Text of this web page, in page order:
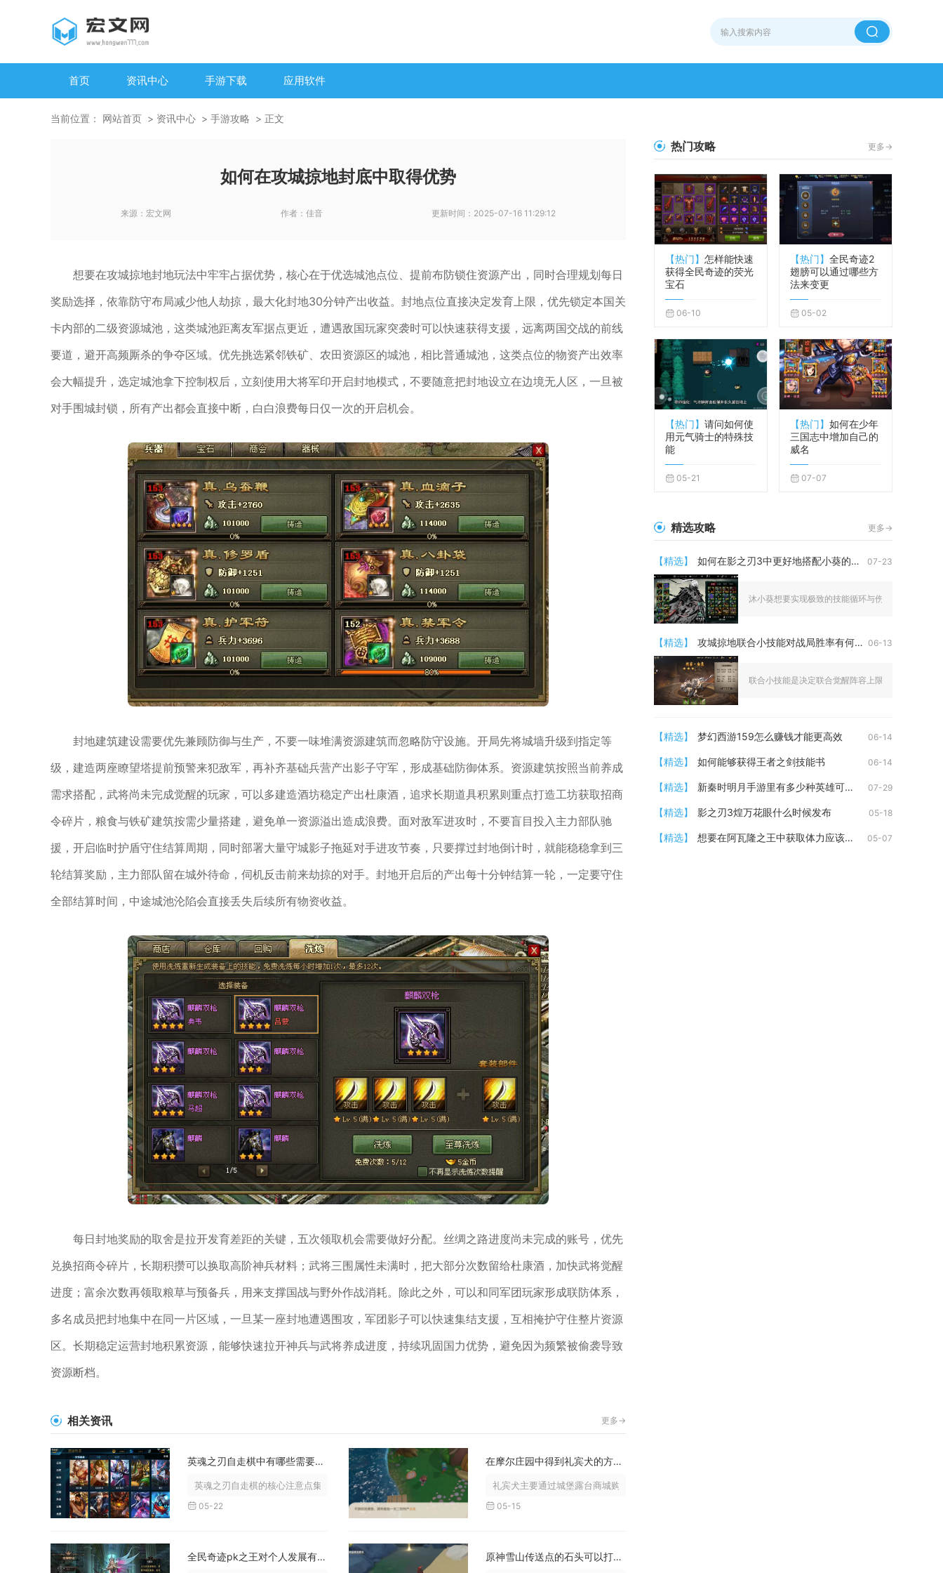
首页 资讯中心 手游下载 应用软件
当前位置： 网站首页 资讯中心 手游攻略 正文
如何在攻城掠地封底中取得优势
来源： 宏文网 作者： 佳音 更新时间： 2025-07-16 11:29:12
想要在攻城掠地封地玩法中牢牢占据优势，核心在于优选城池点位、提前布防锁住资源产出，同时合理规划每日
奖励选择，依靠防守布局减少他人劫掠，最大化封地30分钟产出收益。封地点位直接决定发育上限，优先锁定本国关
卡内部的二级资源城池，这类城池距离友军据点更近，遭遇敌国玩家突袭时可以快速获得支援，远离两国交战的前线
要道，避开高频厮杀的争夺区域。优先挑选紧邻铁矿、农田资源区的城池，相比普通城池，这类点位的物资产出效率
会大幅提升，选定城池拿下控制权后，立刻使用大将军印开启封地模式，不要随意把封地设立在边境无人区，一旦被
对手围城封锁，所有产出都会直接中断，白白浪费每日仅一次的开启机会。
封地建筑建设需要优先兼顾防御与生产，不要一味堆满资源建筑而忽略防守设施。开局先将城墙升级到指定等
级，建造两座瞭望塔提前预警来犯敌军，再补齐基础兵营产出影子守军，形成基础防御体系。资源建筑按照当前养成
需求搭配，武将尚未完成觉醒的玩家，可以多建造酒坊稳定产出杜康酒，追求长期道具积累则重点打造工坊获取招商
令碎片，粮食与铁矿建筑按需少量搭建，避免单一资源溢出造成浪费。面对敌军进攻时，不要盲目投入主力部队驰
援，开启临时护盾守住结算周期，同时部署大量守城影子拖延对手进攻节奏，只要撑过封地倒计时，就能稳稳拿到三
轮结算奖励，主力部队留在城外待命，伺机反击前来劫掠的对手。封地开启后的产出每十分钟结算一轮，一定要守住
全部结算时间，中途城池沦陷会直接丢失后续所有物资收益。
每日封地奖励的取舍是拉开发育差距的关键，五次领取机会需要做好分配。丝绸之路进度尚未完成的账号，优先
兑换招商令碎片，长期积攒可以换取高阶神兵材料；武将三围属性未满时，把大部分次数留给杜康酒，加快武将觉醒
进度；富余次数再领取粮草与预备兵，用来支撑国战与野外作战消耗。除此之外，可以和同军团玩家形成联防体系，
多名成员把封地集中在同一片区域，一旦某一座封地遭遇围攻，军团影子可以快速集结支援，互相掩护守住整片资源
区。长期稳定运营封地积累资源，能够快速拉开神兵与武将养成进度，持续巩固国力优势，避免因为频繁被偷袭导致
资源断档。
相关资讯 更多->
英魂之刃自走棋中有哪些需要注意的地方
英魂之刃自走棋的核心注意点集中在经济运营、人口节奏、羁绊搭配...
05-22
在摩尔庄园中得到礼宾犬的方法是什么
礼宾犬主要通过城堡露台商城购买、仙堡前院放礼花概率掉落、爱心...
05-15
全民奇迹pk之王对个人发展有何助益 原神雪山传送点的石头可以打掉吗
热门攻略 更多->
【热门】 怎样能快速
获得全民奇迹的荧光
宝石
06-10
【热门】 全民奇迹2
翅膀可以通过哪些方
法来变更
05-02
【热门】 请问如何使
用元气骑士的特殊技
能
05-21
【热门】 如何在少年
三国志中增加自己的
威名
07-07
精选攻略 更多->
【精选】 如何在影之刃3中更好地搭配小葵的技能 07-23
沐小葵想要实现极致的技能循环与伤害收益，核心
【精选】 攻城掠地联合小技能对战局胜率有何影响 06-13
联合小技能是决定联合觉醒阵容上限与战局胜率的
【精选】 梦幻西游159怎么赚钱才能更高效 06-14
【精选】 如何能够获得王者之剑技能书 06-14
【精选】 新秦时明月手游里有多少种英雄可以进行觉醒 07-29
【精选】 影之刃3煌万花眼什么时候发布 05-18
【精选】 想要在阿瓦隆之王中获取体力应该怎么做 05-07